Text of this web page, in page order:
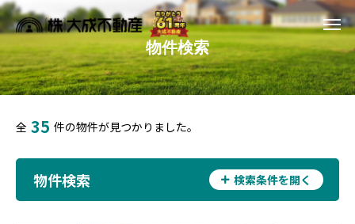
物件検索
全 35 件の物件が見つかりました。
物件検索 検索条件を開く